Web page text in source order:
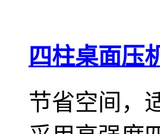
四柱桌面压
节省空间，